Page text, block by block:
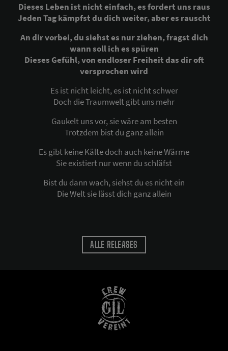
Dieses Leben ist nicht einfach, es fordert uns raus
Jeden Tag kämpfst du dich weiter, aber es rauscht
An dir vorbei, du siehst es nur ziehen, fragst dich
wann soll ich es spüren
Dieses Gefühl, von endloser Freiheit das dir oft
versprochen wird
Es ist nicht leicht, es ist nicht schwer
Doch die Traumwelt gibt uns mehr
Gaukelt uns vor, sie wäre am besten
Trotzdem bist du ganz allein
Es gibt keine Kälte doch auch keine Wärme
Sie existiert nur wenn du schläfst
Bist du dann wach, siehst du es nicht ein
Die Welt sie lässt dich ganz allein
ALLE RELEASES